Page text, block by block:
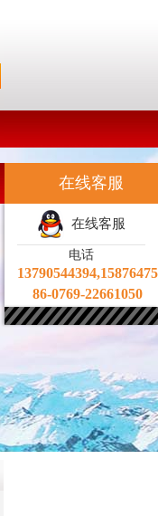
在线客服
在线客服
电话
86-0769-22661050